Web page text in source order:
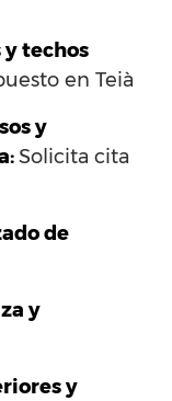
techos
en Teià
y
Solicita cita
de
y
y